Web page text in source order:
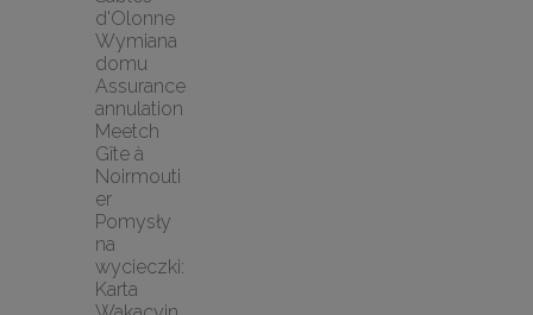
d'Olonne
Wymiana
domu
Assurance
annulation
Meetch
Gîte à
Noirmouti
er
Pomysły
na
wycieczki:
Karta